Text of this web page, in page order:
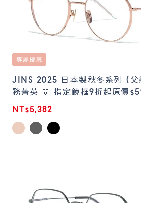
JINS 2025 日本製秋冬系列 (父
務菁英 👔 指定鏡框9折起原價
NT$5,382